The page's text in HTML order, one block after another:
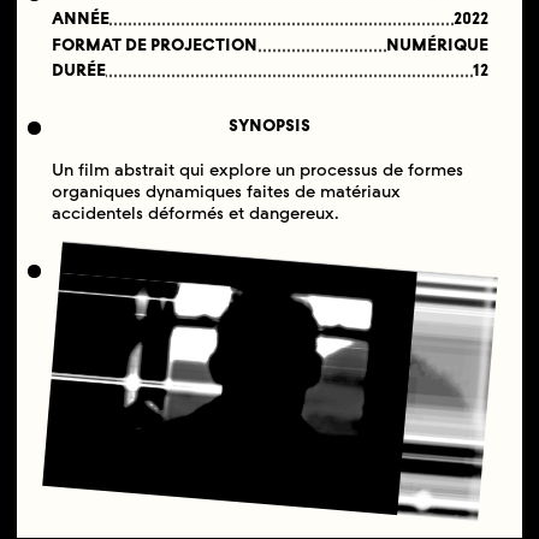
ANNÉE
2022
FORMAT DE PROJECTION
NUMÉRIQUE
DURÉE
12
SYNOPSIS
Un film abstrait qui explore un processus de formes
organiques dynamiques faites de matériaux
accidentels déformés et dangereux.